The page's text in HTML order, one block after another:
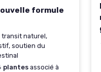
formule
transit naturel,
soutien du
plantes associé à